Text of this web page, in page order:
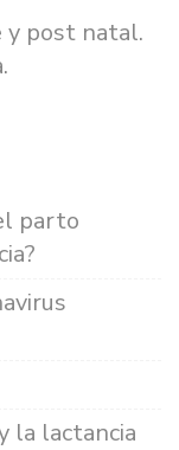
y post natal.
parto
la lactancia